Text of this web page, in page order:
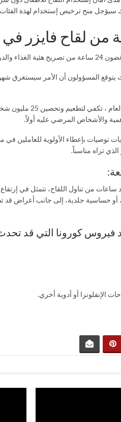
منح ترخيص إستخدام لهذة الفئات
اليوم.
يتوقع المسؤولون أن الأمر
وقالت فايزر إنها تخطط لشحن
والأشخاص المرضي عليه أولاً.
توصيات بإعطاء الأولوية للعاملين في
تراه مناسباً.
ساعات من تناول اللقاح، تتمثل في
أو حساسية جلدية، إلى جانب أعراض قد
الإنفلونزا أو أدوية أخري.